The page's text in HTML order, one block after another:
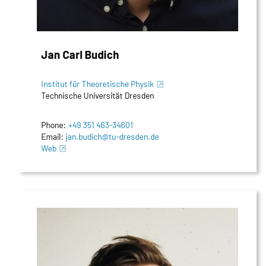
Jan Carl Budich
Institut für Theoretische Physik
Technische Universität Dresden
Phone: +49 351 463-34601
Email: jan.budich@​tu-dresden.de
Web